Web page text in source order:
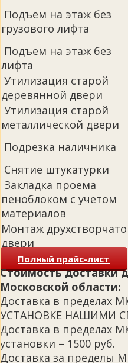
Подъем на этаж без
грузового лифта
Подъем на этаж без
лифта
Утилизация старой
деревянной двери
Утилизация старой
металлической двери
Подрезка наличника
Снятие штукатурки
Закладка проема
пеноблоком с учетом
материалов
Монтаж
двери
Полный прайс-лист
Стоимость доставки
Московской области:
Доставка в пределах
УСТАНОВКЕ НАШИМИ
Доставка в пределах
установки – 1500 руб.
Доставка за пределы